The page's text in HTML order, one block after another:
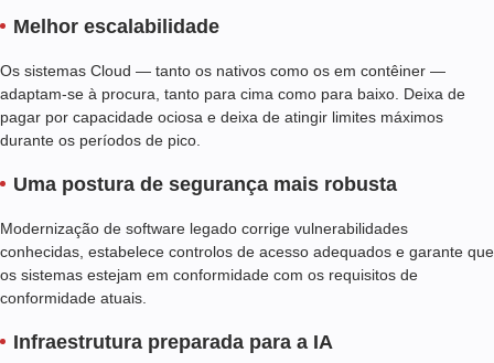
Melhor escalabilidade
Os sistemas Cloud — tanto os nativos como os em contêiner —
adaptam-se à procura, tanto para cima como para baixo. Deixa de
pagar por capacidade ociosa e deixa de atingir limites máximos
durante os períodos de pico.
Uma postura de segurança mais robusta
Modernização de software legado corrige vulnerabilidades
conhecidas, estabelece controlos de acesso adequados e garante que
os sistemas estejam em conformidade com os requisitos de
conformidade atuais.
Infraestrutura preparada para a IA